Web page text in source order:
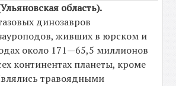
область).
динозавров
живших в юрском и
около 171—65,5 миллионов
континентах планеты, кроме
травоядными